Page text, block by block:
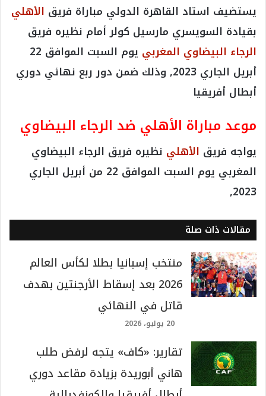
يستضيف استاد القاهرة الدولي مباراة فريق الأهلي
بقيادة السويسري مارسيل كولر أمام نظيره فريق
الرجاء البيضاوي المغربي
يوم السبت الموافق 22
أبريل الجاري 2023, وذلك ضمن دور ربع نهائي دوري
أبطال أفريقيا
موعد مباراة الأهلي ضد الرجاء البيضاوي
يواجه فريق الأهلي نظيره فريق الرجاء البيضاوي
المغربي يوم السبت الموافق 22 من أبريل الجاري
2023,
مقالات ذات صلة
منتخب إسبانيا بطلا لكأس العالم
2026 بعد إسقاط الأرجنتين بهدف
قاتل في النهائي
20 يوليو، 2026
تقارير: «كاف» يتجه لرفض طلب
هاني أبوريدة بزيادة مقاعد دوري